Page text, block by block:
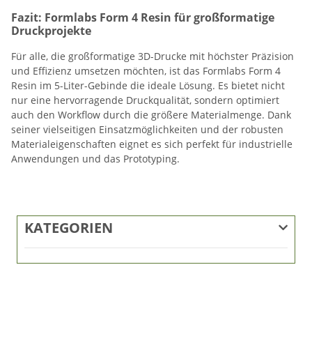
Fazit: Formlabs Form 4 Resin für großformatige
Druckprojekte
Für alle, die großformatige 3D-Drucke mit höchster Präzision
und Effizienz umsetzen möchten, ist das Formlabs Form 4
Resin im 5-Liter-Gebinde die ideale Lösung. Es bietet nicht
nur eine hervorragende Druckqualität, sondern optimiert
auch den Workflow durch die größere Materialmenge. Dank
seiner vielseitigen Einsatzmöglichkeiten und der robusten
Materialeigenschaften eignet es sich perfekt für industrielle
Anwendungen und das Prototyping.
KATEGORIEN